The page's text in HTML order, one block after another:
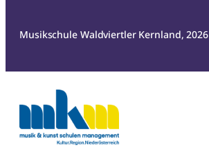
Musikschule Waldviertler Kernland, 2026